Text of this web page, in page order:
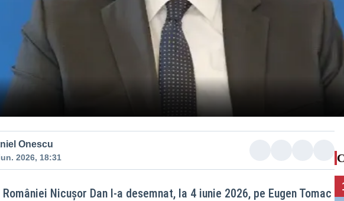
Onescu
2026, 18:31
Nicușor Dan l-a desemnat, la 4 iunie 2026, pe Eugen Tomac